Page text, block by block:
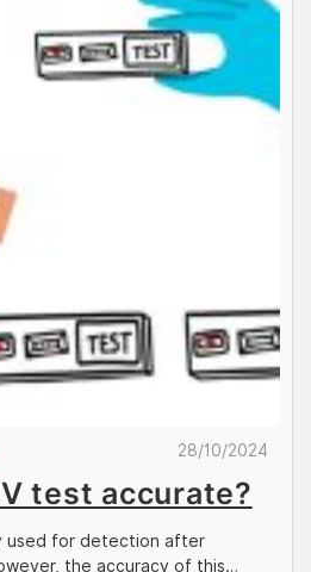
28/10/2024
test accurate?
used for detection after
the accuracy of this